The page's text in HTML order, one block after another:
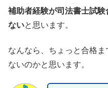
補助者経験が司法書士試
ないと思います。
なんなら、ちょっと合格
ないのかと思います。